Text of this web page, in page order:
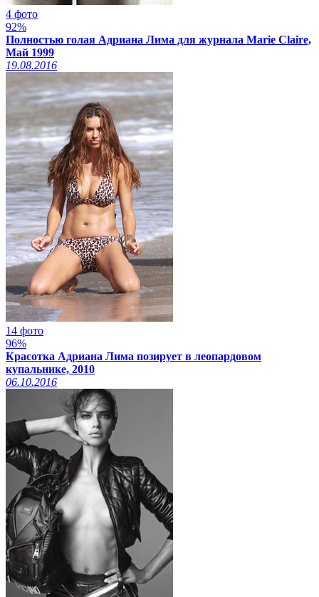
4 фото
92%
Полностью голая Адриана Лима для журнала Marie Claire,
Май 1999
19.08.2016
14 фото
96%
Красотка Адриана Лима позирует в леопардовом
купальнике, 2010
06.10.2016